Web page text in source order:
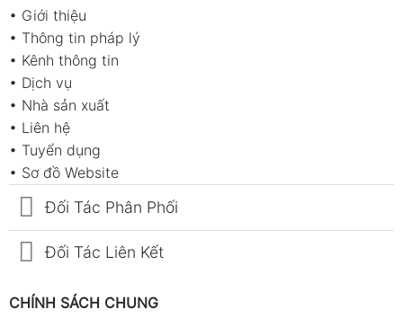
• Giới thiệu
• Thông tin pháp lý
• Kênh thông tin
• Dịch vụ
• Nhà sản xuất
• Liên hệ
• Tuyển dụng
• Sơ đồ Website
Đối Tác Phân Phối
Đối Tác Liên Kết
CHÍNH SÁCH CHUNG